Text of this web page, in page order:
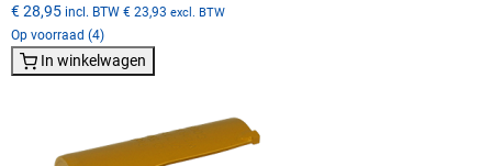
€ 28,95 incl. BTW € 23,93 excl. BTW
Op voorraad (4)
In winkelwagen